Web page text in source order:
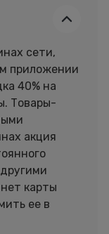
сети,
приложении
40% на
Товары-
акция
карты
ее в